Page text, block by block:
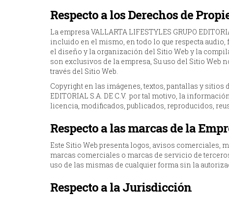
Respecto a los Derechos de
La empresa VALLARTA LIFESTYLES GRUPO
incluido en el mismo, en todo lo que respecta
el diseño y la organización del Sitio Web y la
son exclusivos de la empresa, Su uso del Sitio Web
través del Sitio Web.
Copyright en las imágenes, textos, pantallas y sitios
EDITORIAL S.A. DE C.V. por tal motivo, la
licencia, modificados, publicados, reproducidos,
Respecto a las marcas de la
Este Sitio Web presenta logos, avisos comerciales,
marcas comerciales o marcas de servicio de
uso de las mismas de cualquier forma sin la
Respecto a la Jurisdicción